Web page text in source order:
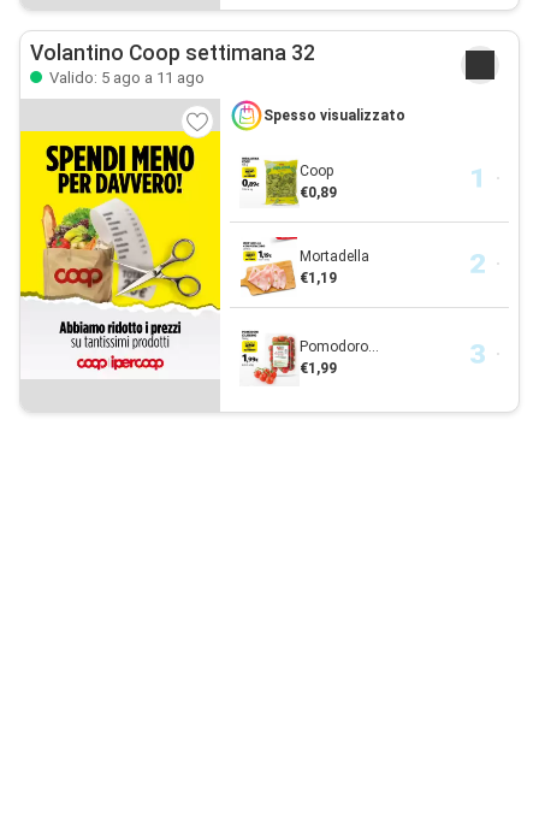
Volantino Coop settimana 32
Valido: 5 ago a 11 ago
Spesso visualizzato
Coop
€0,89
Mortadella
€1,19
Pomodoro...
€1,99